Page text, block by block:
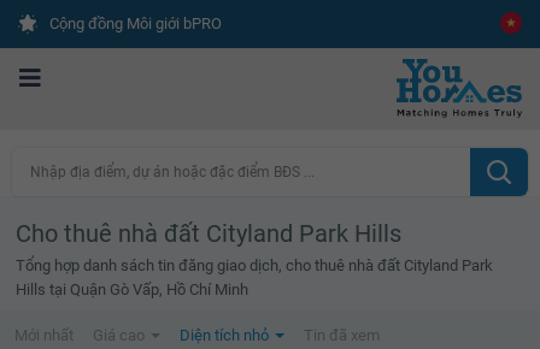
Cộng đồng Môi giới bPRO
Nhập địa điểm, dự án hoặc đặc điểm BĐS ...
Cho thuê nhà đất Cityland Park Hills
Tổng hợp danh sách tin đăng giao dịch, cho thuê nhà đất Cityland Park
Hills tại Quận Gò Vấp, Hồ Chí Minh
Mới nhất Giá cao Diện tích nhỏ Tin đã xem